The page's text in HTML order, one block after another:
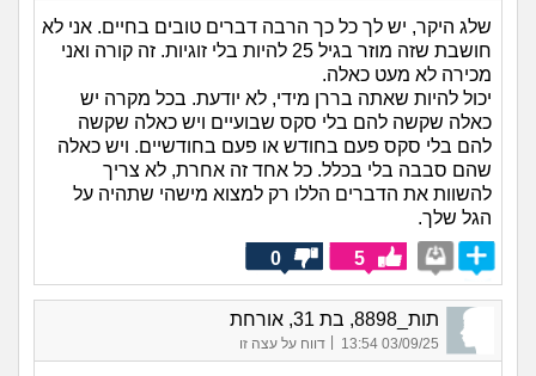
שלג היקר, יש לך כל כך הרבה דברים טובים בחיים. אני לא
חושבת שזה מוזר בגיל 25 להיות בלי זוגיות. זה קורה ואני
מכירה לא מעט כאלה.
יכול להיות שאתה בררן מידי, לא יודעת. בכל מקרה יש
כאלה שקשה להם בלי סקס שבועיים ויש כאלה שקשה
להם בלי סקס פעם בחודש או פעם בחודשיים. ויש כאלה
שהם סבבה בלי בכלל. כל אחד זה אחרת, לא צריך
להשוות את הדברים הללו רק למצוא מישהי שתהיה על
הגל שלך.
5
0
תות_8898, בת 31, אורחת
03/09/25 13:54
| דווח על עצה זו